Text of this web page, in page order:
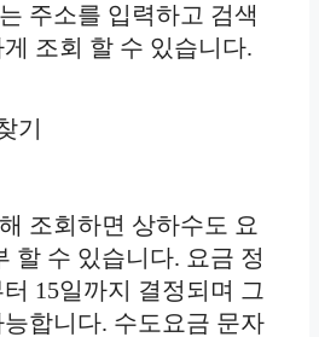
주소를 입력하고 검색
조회 할 수 있습니다.
조회하면 상하수도 요
할 수 있습니다. 요금 정
15일까지 결정되며 그
합니다. 수도요금 문자